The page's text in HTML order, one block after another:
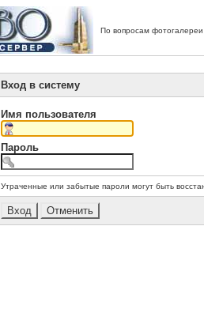
По вопросам
Вход в систему
Имя пользователя
Пароль
Утраченные или забытые пароли могут быть